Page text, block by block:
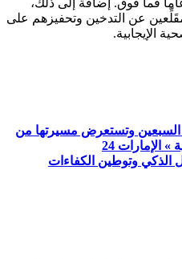
عن التدخين وتحفيزهم على
الإيجابية.
وتستعرض مسيرتها من
الإمارات 24
الذكي وتوطين الكفاءات